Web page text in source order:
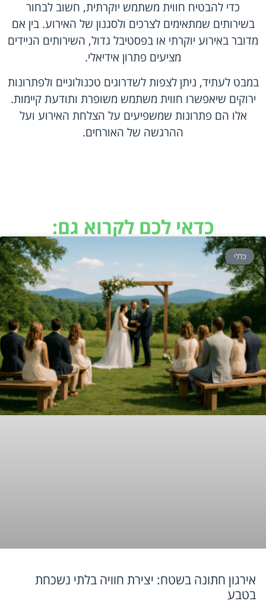
כדי להבטיח חווית משתמש יוקרתית, חשוב לבחור
בשירותים שמתאימים לצרכים ולסגנון של האירוע. בין אם
מדובר באירוע יוקרתי או בפסטיבל גדול, השירותים הניידים
מציעים פתרון אידיאלי.
במבט לעתיד, ניתן לצפות לשדרוגים טכנולוגיים ולפתרונות
ירוקים שיאפשרו חווית משתמש משופרת ותודעת קיימות.
אלו הם פתרונות שמשפיעים על הצלחת האירוע ועל
ההרגשה של האורחים.
כדאי לכם לקרוא גם:
כללי
אירגון חתונה בשטח: יצירת חוויה בלתי נשכחת
בטבע